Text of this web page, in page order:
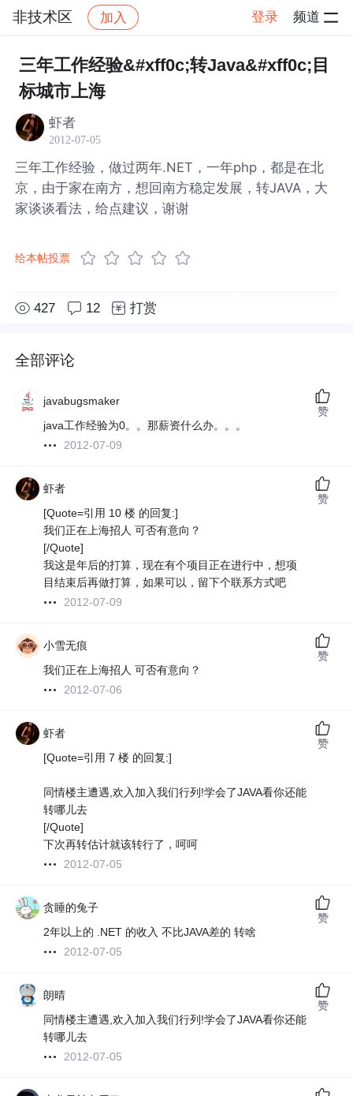
非技术区 加入 登录 频道
社区 非技术区 帖子详情
三年工作经验&#xff0c;转Java&#xff0c;目
标城市上海
虾者
2012-07-05
三年工作经验，做过两年.NET，一年php，都是在北
京，由于家在南方，想回南方稳定发展，转JAVA，大
家谈谈看法，给点建议，谢谢
给本帖投票
427 12 打赏
全部评论
javabugsmaker
java工作经验为0。。那薪资什么办。。。
2012-07-09
赞
虾者
[Quote=引用 10 楼 的回复:]
我们正在上海招人 可否有意向？
[/Quote]
我这是年后的打算，现在有个项目正在进行中，想项
目结束后再做打算，如果可以，留下个联系方式吧
2012-07-09
赞
小雪无痕
我们正在上海招人 可否有意向？
2012-07-06
赞
虾者
[Quote=引用 7 楼 的回复:]
同情楼主遭遇,欢入加入我们行列!学会了JAVA看你还能
转哪儿去
[/Quote]
下次再转估计就该转行了，呵呵
2012-07-05
赞
贪睡的兔子
2年以上的 .NET 的收入 不比JAVA差的 转啥
2012-07-05
赞
朗晴
同情楼主遭遇,欢入加入我们行列!学会了JAVA看你还能
转哪儿去
2012-07-05
赞